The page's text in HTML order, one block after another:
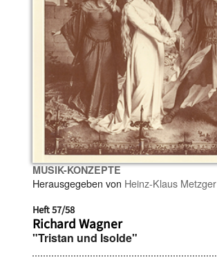
MUSIK-KONZEPTE
Herausgegeben von Heinz-Klaus Metzger
Heft 57/58
Richard Wagner
"Tristan und Isolde"